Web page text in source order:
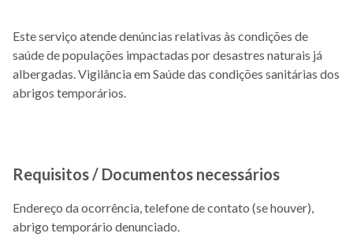
Este serviço atende denúncias relativas às condições de
saúde de populações impactadas por desastres naturais já
albergadas. Vigilância em Saúde das condições sanitárias dos
abrigos temporários.
Requisitos / Documentos necessários
Endereço da ocorrência, telefone de contato (se houver),
abrigo temporário denunciado.